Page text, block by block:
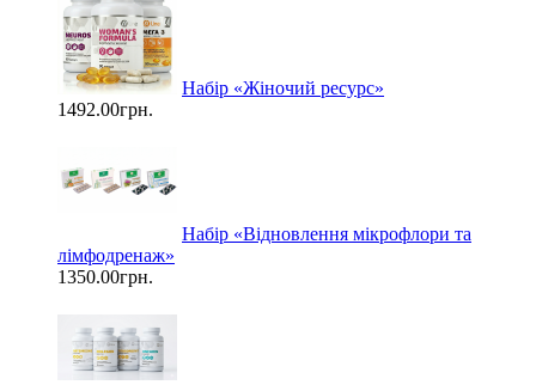
Набір «Жіночий ресурс»
1492.00грн.
Набір «Відновлення мікрофлори та
лімфодренаж»
1350.00грн.